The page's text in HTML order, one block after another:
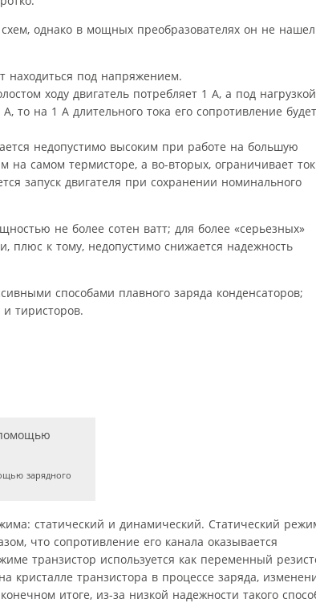
однако в мощных преобразователях он не нашел
находиться под напряжением.
ходу двигатель потребляет 1 А, а под нагрузкой
на 1 А длительного тока его сопротивление будет
недопустимо высоким при работе на большую
на самом термисторе, а во-вторых, ограничивает ток
запуск двигателя при сохранении номинального
не более сотен ватт; для более «серьезных»
плюс к тому, недопустимо снижается надежность
способами плавного заряда конденсаторов;
тиристоров.
зарядного
статический и динамический. Статический
что сопротивление его канала оказывается
транзистор используется как переменный
кристалле транзистора в процессе заряда,
итоге, из-за низкой надежности такого